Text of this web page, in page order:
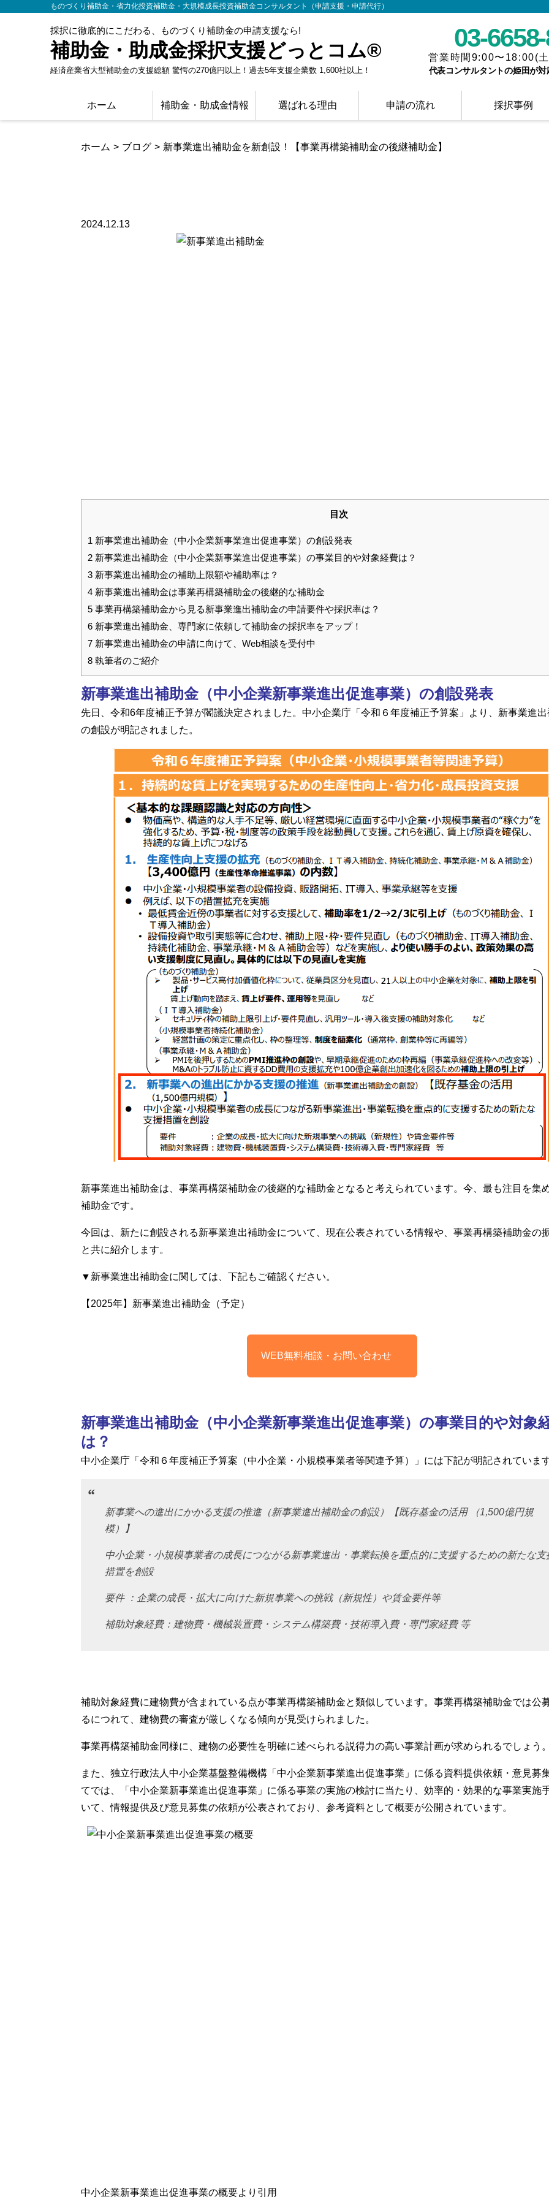
ものづくり補助金・省力化投資補助金・大規模成長投資補助金コンサルタント（申請支援・申請代行）
採択に徹底的にこだわる、ものづくり補助金の申請支援なら!
補助金・助成金採択支援どっとコム®
経済産業省大型補助金の支援総額 驚愕の270億円以上！ 過去5年支援企業数 1,600社以上！
03-
営業時間9:00〜18:00(
代表コンサルタントの姫田が対
ホーム 補助金・助成金情報 選ばれる理由 申請の流れ 採択事例
ホーム ブログ 新事業進出補助金を新創設！【事業再構築補助金の後継補助金】
2024.12.13
目次
1 新事業進出補助金（中小企業新事業進出促進事業）の創設発表
2 新事業進出補助金（中小企業新事業進出促進事業）の事業目的や対象経費は？
3 新事業進出補助金の補助上限額や補助率は？
4 新事業進出補助金は事業再構築補助金の後継的な補助金
5 事業再構築補助金から見る新事業進出補助金の申請要件や採択率は？
6 新事業進出補助金、専門家に依頼して補助金の採択率をアップ！
7 新事業進出補助金の申請に向けて、Web相談を受付中
8 執筆者のご紹介
新事業進出補助金（中小企業新事業進出促進事業）の創設発表
先日、令和6年度補正予算が閣議決定されました。 中小企業庁「令和６年度補正予算案」
より、新事業進
の創設が明記されました。
新事業進出補助金は、事業再構築補助金の後継的な補助金となると考えられています。今、最も注目を集
補助金です。
今回は、新たに創設される新事業進出補助金について、現在公表されている情報や、事業再構築補助金の
と共に紹介します。
▼新事業進出補助金に関しては、下記もご確認ください。
【2025年】新事業進出補助金（予定）
WEB無料相談・ お問い合わせ
新事業進出補助金（中小企業新事業進出促進事業）の事業目的や対象
は？
中小企業庁「令和６年度補正予算案（中小企業・小規模事業者等関連予算）」 には下記が明記されています
新事業への進出にかかる支援の推進（新事業進出補助金の創設）【既存基金の活用 （1,500億円規
模）】
中小企業・小規模事業者の成長につながる新事業進出・事業転換を重点的に支援するための新たな支
措置を創設
要件 ：企業の成長・拡大に向けた新規事業への挑戦（新規性）や賃金要件等
補助対象経費：建物費・機械装置費・システム構築費・技術導入費・専門家経費 等
補助対象経費に建物費が含まれている点が事業再構築補助金と類似しています。事業再構築補助金では公
るにつれて、建物費の審査が厳しくなる傾向が見受けられました。
事業再構築補助金同様に、建物の必要性を明確に述べられる説得力の高い事業計画が求められるでしょう。
また、 独立行政法人中小企業基盤整備機構「中小企業新事業進出促進事業」に係る資料提供依頼・意見募
てでは、「中小企業新事業進出促進事業」に係る事業の実施の検討に当たり、効率的・効果的な事業実施
いて、情報提供及び意見募集の依頼が公表されており、参考資料として概要が公開されています。
中小企業新事業進出促進事業の概要より 引用